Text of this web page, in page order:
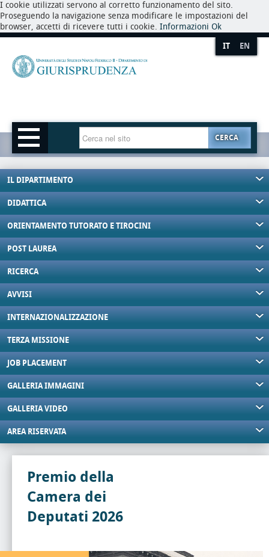
I cookie utilizzati servono al corretto funzionamento del sito.
Proseguendo la navigazione senza modificare le impostazioni del
browser, accetti di ricevere tutti i cookie. Informazioni Ok
IT EN
CERCA
IL DIPARTIMENTO
DIDATTICA
ORIENTAMENTO TUTORATO E TIROCINI
POST LAUREA
RICERCA
AVVISI
INTERNAZIONALIZZAZIONE
TERZA MISSIONE
JOB PLACEMENT
GALLERIA IMMAGINI
GALLERIA VIDEO
AREA RISERVATA
Premio della
Camera dei
Deputati 2026